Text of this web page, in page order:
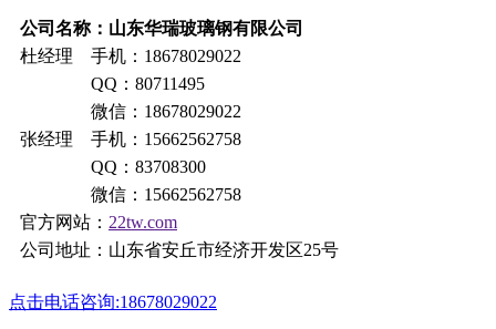
公司名称：山东华瑞玻璃钢有限公司
杜经理 手机：18678029022
QQ：80711495
微信：18678029022
张经理 手机：15662562758
QQ：83708300
微信：15662562758
官方网站： 22tw.com
公司地址：山东省安丘市经济开发区25号
点击电话咨询:18678029022